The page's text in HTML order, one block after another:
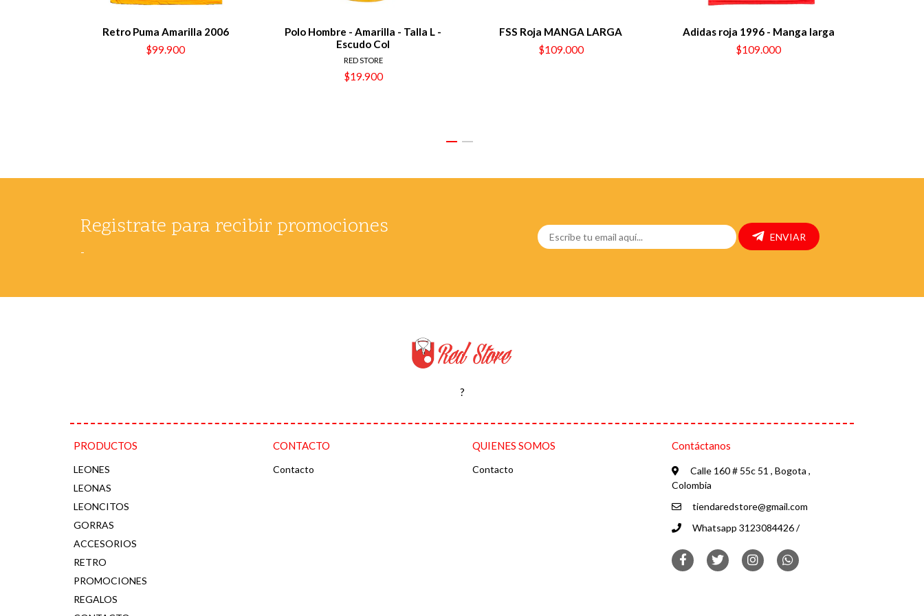
Retro Puma Amarilla 2006
$99.900
Polo Hombre - Amarilla - Talla L -
Escudo Col
RED STORE
$19.900
FSS Roja MANGA LARGA
$109.000
Adidas roja 1996 - Manga larga
$109.000
Registrate para recibir promociones
-
ENVIAR
?
PRODUCTOS
LEONES
LEONAS
LEONCITOS
GORRAS
ACCESORIOS
RETRO
PROMOCIONES
REGALOS
CONTACTO
Contacto
QUIENES SOMOS
Contacto
Contáctanos
Calle 160 # 55c 51 , Bogota ,
Colombia
tiendaredstore@gmail.com
Whatsapp 3123084426 /